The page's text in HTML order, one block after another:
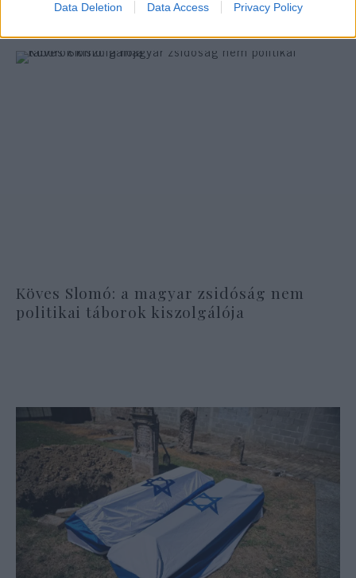
Data Deletion Data Access Privacy Policy
Köves Slomó: a magyar zsidóság nem
politikai táborok kiszolgálója